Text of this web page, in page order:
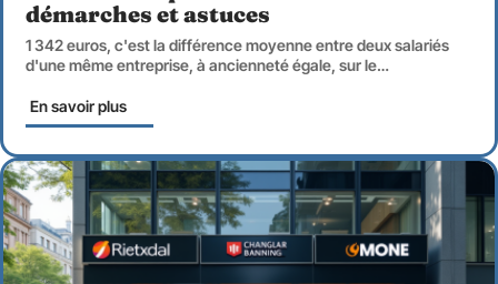
démarches et astuces
1 342 euros, c'est la différence moyenne entre deux salariés
d'une même entreprise, à ancienneté égale, sur le…
En savoir plus